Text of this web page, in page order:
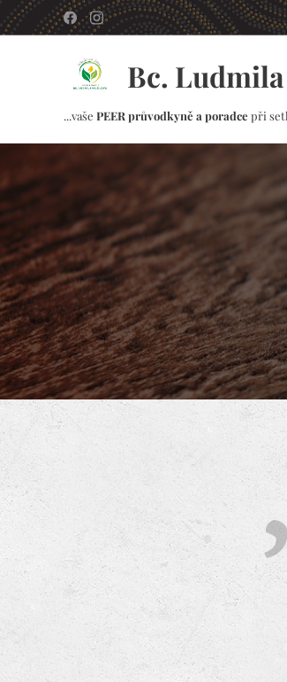
Bc.
...vaše PEER průvodkyně a poradce při